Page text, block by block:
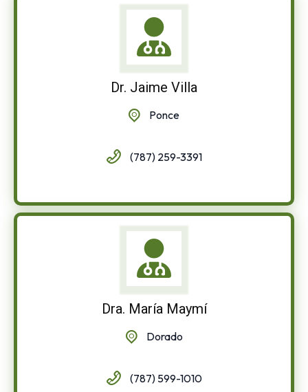
Dr. Jaime Villa
Ponce
(787) 259-3391
Dra. María Maymí
Dorado
(787) 599-1010